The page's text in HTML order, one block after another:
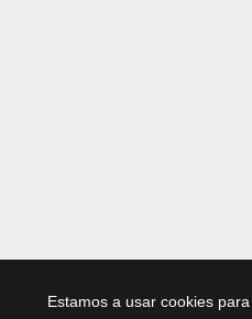
Estamos a usar cookies